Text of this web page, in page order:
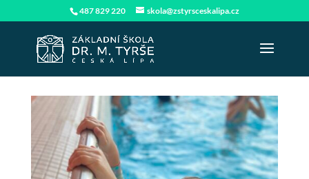
487 829 220 skola@zstyrsceskalipa.cz